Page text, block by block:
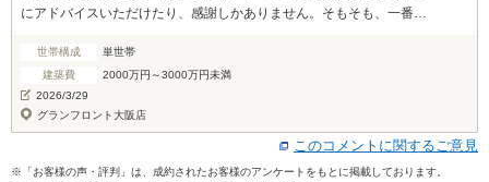
にアドバイスいただけたり、感謝しかありません。そもそも、一番初
くださったことも感謝しています。
世帯構成
単世帯
建築費
2000万円～3000万円未満
2026/3/29
グランフロント大阪店
このコメントに関するご意見
※「お客様の声・評判」は、成約されたお客様のアンケートをもとに掲載しております。